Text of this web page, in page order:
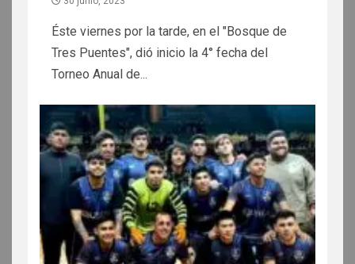
Éste viernes por la tarde, en el "Bosque de
Tres Puentes", dió inicio la 4° fecha del
Torneo Anual de...